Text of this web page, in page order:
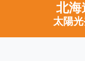
北海
太陽